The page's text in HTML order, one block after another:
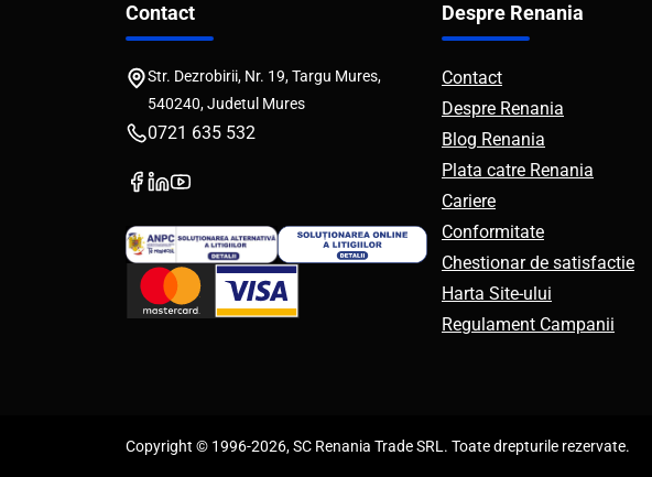
Contact
Str. Dezrobirii, Nr. 19, Targu Mures,
540240, Judetul Mures
0721 635 532
Despre Renania
Contact
Despre Renania
Blog Renania
Plata catre Renania
Cariere
Conformitate
Chestionar de satisfactie
Harta Site-ului
Regulament Campanii
Copyright © 1996-2026, SC Renania Trade SRL. Toate drepturile rezervate.